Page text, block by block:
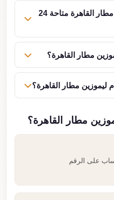
هل خدمة ارقام ليموزين مطار القاهرة متاحة 24
مطار القاهرة؟
مطار القاهرة؟
مطار القاهرة؟
على الرقم